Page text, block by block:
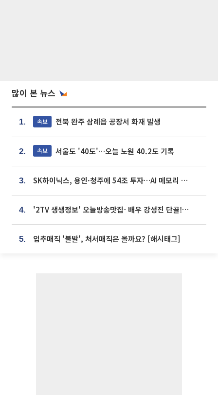
많이 본 뉴스
1. 속보 전북 완주 삼례읍 공장서 화재 발생
2. 속보 서울도 '40도'…오늘 노원 40.2도 기록
3. SK하이닉스, 용인·청주에 54조 투자…AI 메모리 생산기지 키운다
4. '2TV 생생정보' 오늘방송맛집- 배우 강성진 단골! 쌀국수ㆍ푸팟퐁 커리 맛집 '블○○○'
5. 입추매직 '불발', 처서매직은 올까요? [해시태그]